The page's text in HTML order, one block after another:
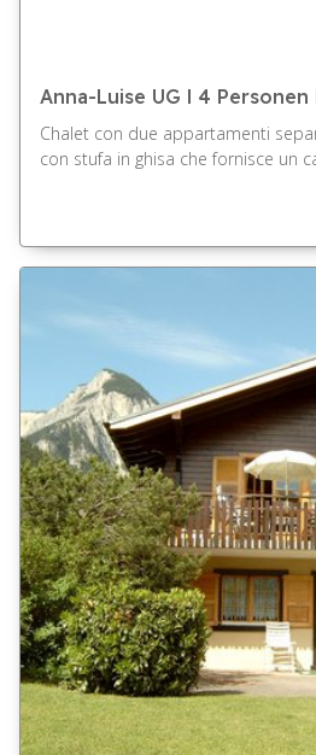
Anna-Luise UG l 4 Personen
Chalet con due appartamenti
con stufa in ghisa che fornisce un